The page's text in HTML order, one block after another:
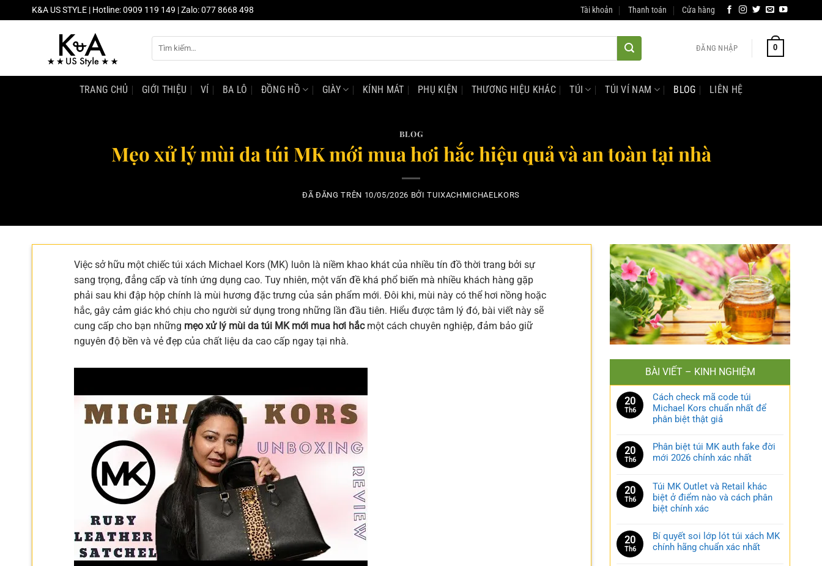
đến
K&A US STYLE | Hotline: 0909 119 149 | Zalo: 077 8668 498 Tài khoản Thanh toán Cửa hàng
kiếm:
ĐĂNG NHẬP 0
TRANG CHỦ GIỚI THIỆU VÍ BA LÔ ĐỒNG HỒ GIÀY KÍNH MÁT PHỤ KIỆN THƯƠNG HIỆU KHÁC TÚI TÚI VÍ NAM BLOG LIÊN HỆ
BLOG
Mẹo xử lý mùi da túi MK mới mua hơi hắc hiệu quả và an toàn tại nhà
ĐÃ ĐĂNG TRÊN 10/05/2026 BỞITUIXACHMICHAELKORS
Việc sở hữu một chiếc túi xách Michael Kors (MK) luôn là niềm khao khát của nhiều tín đồ thời trang bởi sự
sang trọng, đẳng cấp và tính ứng dụng cao. Tuy nhiên, một vấn đề khá phổ biến mà nhiều khách hàng gặp
phải sau khi đập hộp chính là mùi hương đặc trưng của sản phẩm mới. Đôi khi, mùi này có thể hơi nồng hoặc
hắc, gây cảm giác khó chịu cho người sử dụng trong những lần đầu tiên. Hiểu được tâm lý đó, bài viết này sẽ
cung cấp cho bạn những mẹo xử lý mùi da túi MK mới mua hơi hắcmột cách chuyên nghiệp, đảm bảo giữ
nguyên độ bền và vẻ đẹp của chất liệu da cao cấp ngay tại nhà.
BÀI VIẾT – KINH NGHIỆM
20
Th6
Cách check mã code túi
Michael Kors chuẩn nhất để
phân biệt thật giả
20
Th6
Phân biệt túi MK auth fake đời
mới 2026 chính xác nhất
20
Th6
Túi MK Outlet và Retail khác
biệt ở điểm nào và cách phân
biệt chính xác
20
Th6
Bí quyết soi lớp lót túi xách MK
chính hãng chuẩn xác nhất